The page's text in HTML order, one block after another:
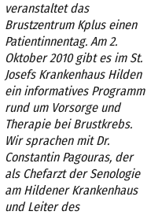
veranstaltet das
Brustzentrum Kplus einen
Patientinnentag. Am 2.
Oktober 2010 gibt es im St.
Josefs Krankenhaus Hilden
ein informatives Programm
rund um Vorsorge und
Therapie bei Brustkrebs.
Wir sprachen mit Dr.
Constantin Pagouras, der
als Chefarzt der Senologie
am Hildener Krankenhaus
und Leiter des